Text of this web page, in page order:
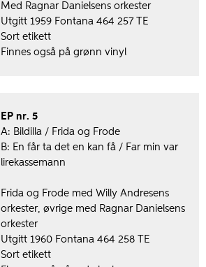
Med Ragnar Danielsens orkester
Utgitt 1959 Fontana 464 257 TE
Sort etikett
Finnes også på grønn vinyl
EP nr. 5
A: Bildilla / Frida og Frode
B: En får ta det en kan få / Far min var
lirekassemann
Frida og Frode med Willy Andresens
orkester, øvrige med Ragnar Danielsens
orkester
Utgitt 1960 Fontana 464 258 TE
Sort etikett